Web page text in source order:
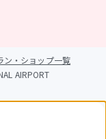
ン・ショップ一覧
AIRPORT